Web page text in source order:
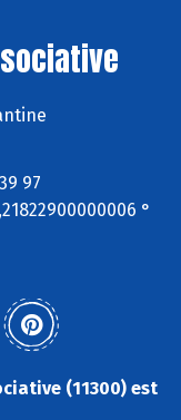
97
°
(11300) est